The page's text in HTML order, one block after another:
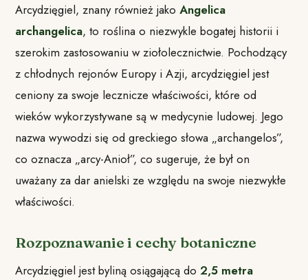
Arcydzięgiel, znany również jakoAngelica
archangelica, to roślina o niezwykle bogatej historii i
szerokim zastosowaniu w ziołolecznictwie. Pochodzący
z chłodnych rejonów Europy i Azji, arcydzięgiel jest
ceniony za swoje lecznicze właściwości, które od
wieków wykorzystywane są w medycynie ludowej. Jego
nazwa wywodzi się od greckiego słowa „archangelos”,
co oznacza „arcy-Anioł”, co sugeruje, że był on
uważany za dar anielski ze względu na swoje niezwykłe
właściwości.
Rozpoznawanie i cechy botaniczne
Arcydzięgiel jest byliną osiągającą do 2,5 metra